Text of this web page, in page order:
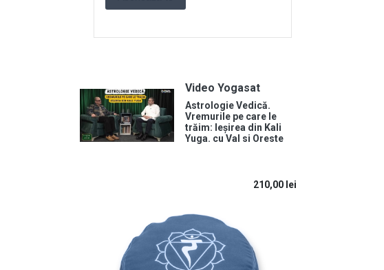
Video Yogasat
Astrologie Vedică.
Vremurile pe care le
trăim: Ieșirea din Kali
Yuga. cu Val si Oreste
210,00 lei